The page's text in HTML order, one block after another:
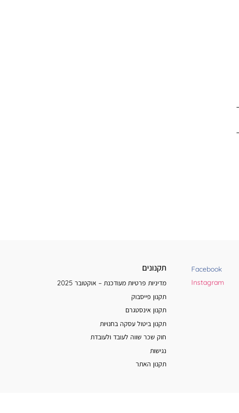
Facebook
Instagram
תקנונים
מדיניות פרטיות מעודכנת – אוקטובר 2025
תקנון פייסבוק
תקנון אינסטגרם
תקנון ביטול עסקה בחנויות
חוק שכר שווה לעובד ולעובדת
נגישות
תקנון האתר